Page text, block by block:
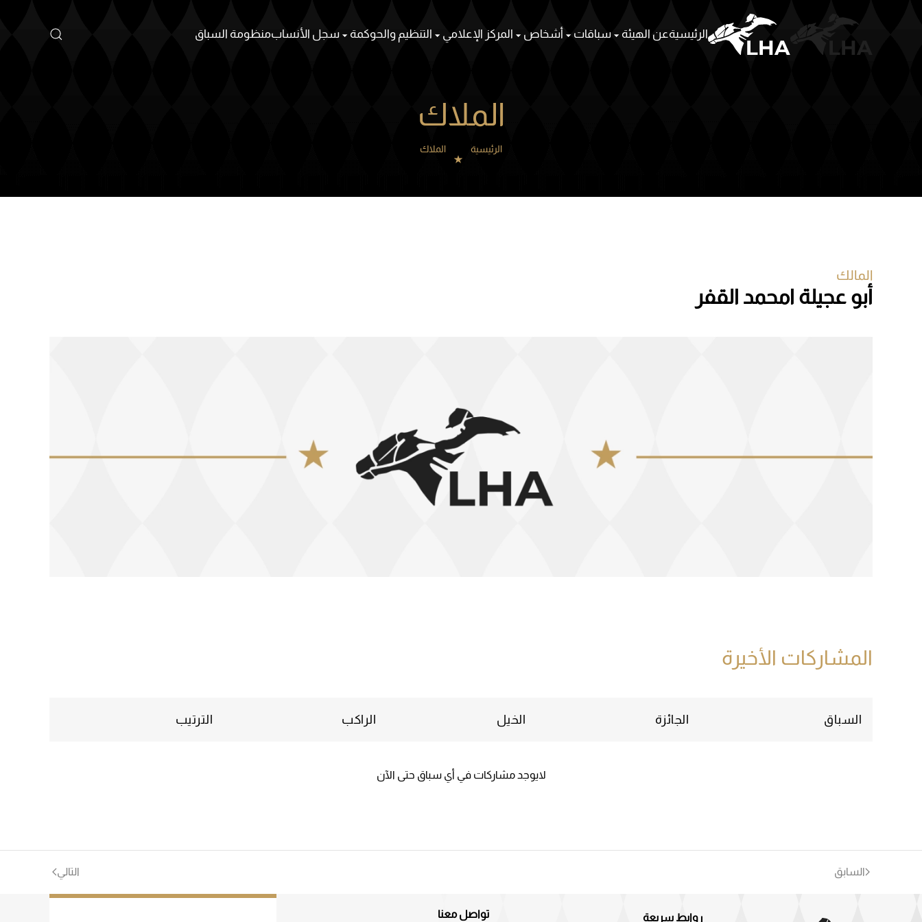
Skip to main content الرئيسيةعن الهيئة سباقات أشخاص المركز الإعلامي التنظيم والحوكمة سجل الأنسابمنظومة السباق
الملاك
الرئيسية الملاك
المالك
أبو عجيلة امحمد القفر
المشاركات الأخيرة
السباق الجائزة الخيل الراكب الترتيب
لايوجد مشاركات في أي سباق حتى الآن
السابق التالي
روابط سريعة تواصل معنا